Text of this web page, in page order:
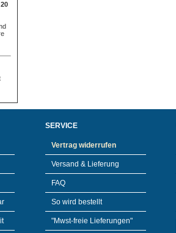
20
SERVICE
Vertrag widerrufen
Versand & Lieferung
FAQ
So wird bestellt
"Mwst-freie Lieferungen"